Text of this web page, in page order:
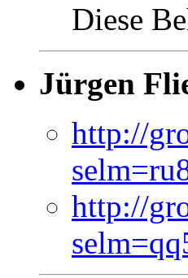
Diese
Jürgen
http://
http://